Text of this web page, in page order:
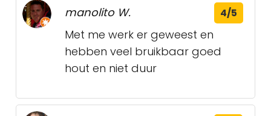
manolito W. 4/5
Met me werk er geweest en
hebben veel bruikbaar goed
hout en niet duur